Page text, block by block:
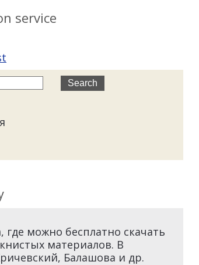
service
можно бесплатно скачать
материалов. В
Балашова и др.